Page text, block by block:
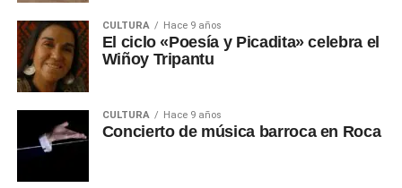
CULTURA Hace 9 años
El ciclo «Poesía y Picadita» celebra el
Wiñoy Tripantu
CULTURA Hace 9 años
Concierto de música barroca en Roca